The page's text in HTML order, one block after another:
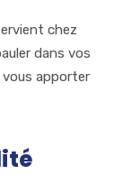
chez
dans vos
apporter